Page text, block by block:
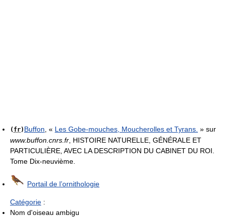
( fr) Buffon , « Les Gobe-mouches, Moucherolles et Tyrans. » sur
www.buffon.cnrs.fr , HISTOIRE NATURELLE, GÉNÉRALE ET
PARTICULIÈRE, AVEC LA DESCRIPTION DU CABINET DU ROI.
Tome Dix-neuvième.
Portail de l’ornithologie
Catégorie :
Nom d'oiseau ambigu